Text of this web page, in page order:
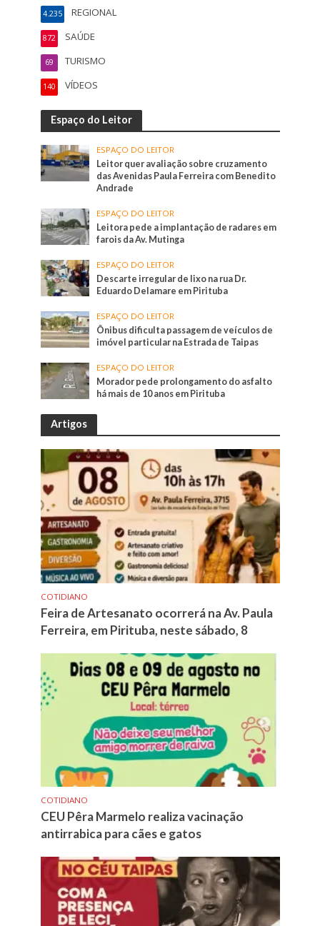
REGIONAL
4.235
SAÚDE
872
TURISMO
69
VÍDEOS
140
Espaço do Leitor
ESPAÇO DO LEITOR
Leitor quer avaliação sobre cruzamento
das Avenidas Paula Ferreira com Benedito
Andrade
ESPAÇO DO LEITOR
Leitora pede a implantação de radares em
farois da Av. Mutinga
ESPAÇO DO LEITOR
Descarte irregular de lixo na rua Dr.
Eduardo Delamare em Pirituba
ESPAÇO DO LEITOR
Ônibus dificulta passagem de veículos de
imóvel particular na Estrada de Taipas
ESPAÇO DO LEITOR
Morador pede prolongamento do asfalto
há mais de 10 anos em Pirituba
Artigos
COTIDIANO
Feira de Artesanato ocorrerá na Av. Paula
Ferreira, em Pirituba, neste sábado, 8
COTIDIANO
CEU Pêra Marmelo realiza vacinação
antirrabica para cães e gatos